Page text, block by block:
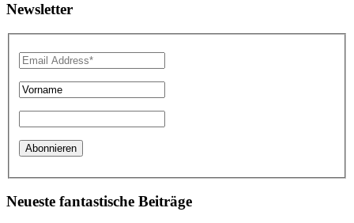
Newsletter
Neueste fantastische Beiträge